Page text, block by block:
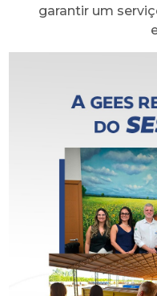
garantir um